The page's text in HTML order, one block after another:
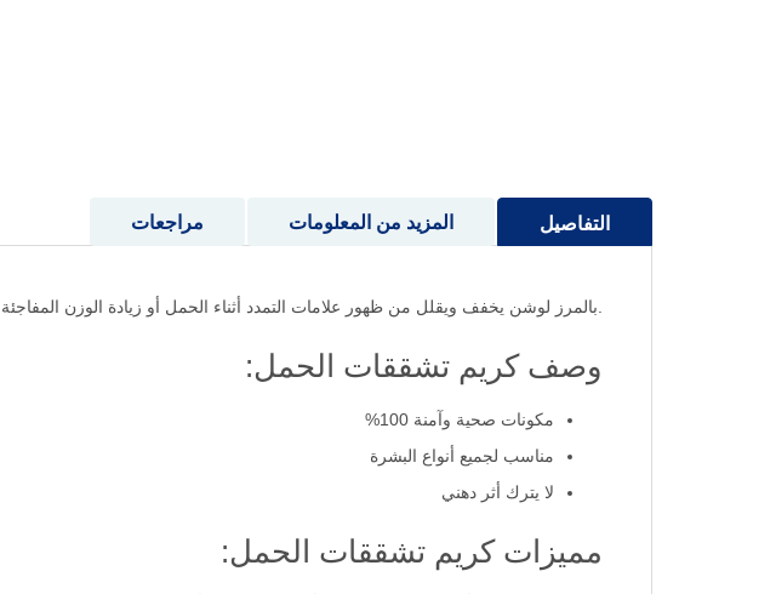
التفاصيل
.بالمرز لوشن يخفف ويقلل من ظهور علامات التمدد أثناء الحمل أو زيادة الوزن المفاجئة
وصف كريم تشققات الحمل:
مكونات صحية وآمنة 100%
مناسب لجميع أنواع البشرة
لا يترك أثر دهني
مميزات كريم تشققات الحمل:
المزيد من المعلومات مراجعات